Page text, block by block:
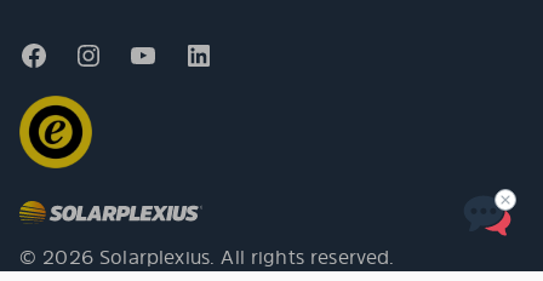
© 2026 Solarplexius. All rights reserved.